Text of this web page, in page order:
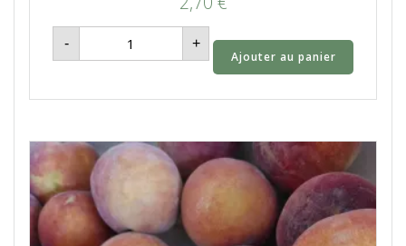
-
quantité
de
Abricot
+
Ajouter au panier